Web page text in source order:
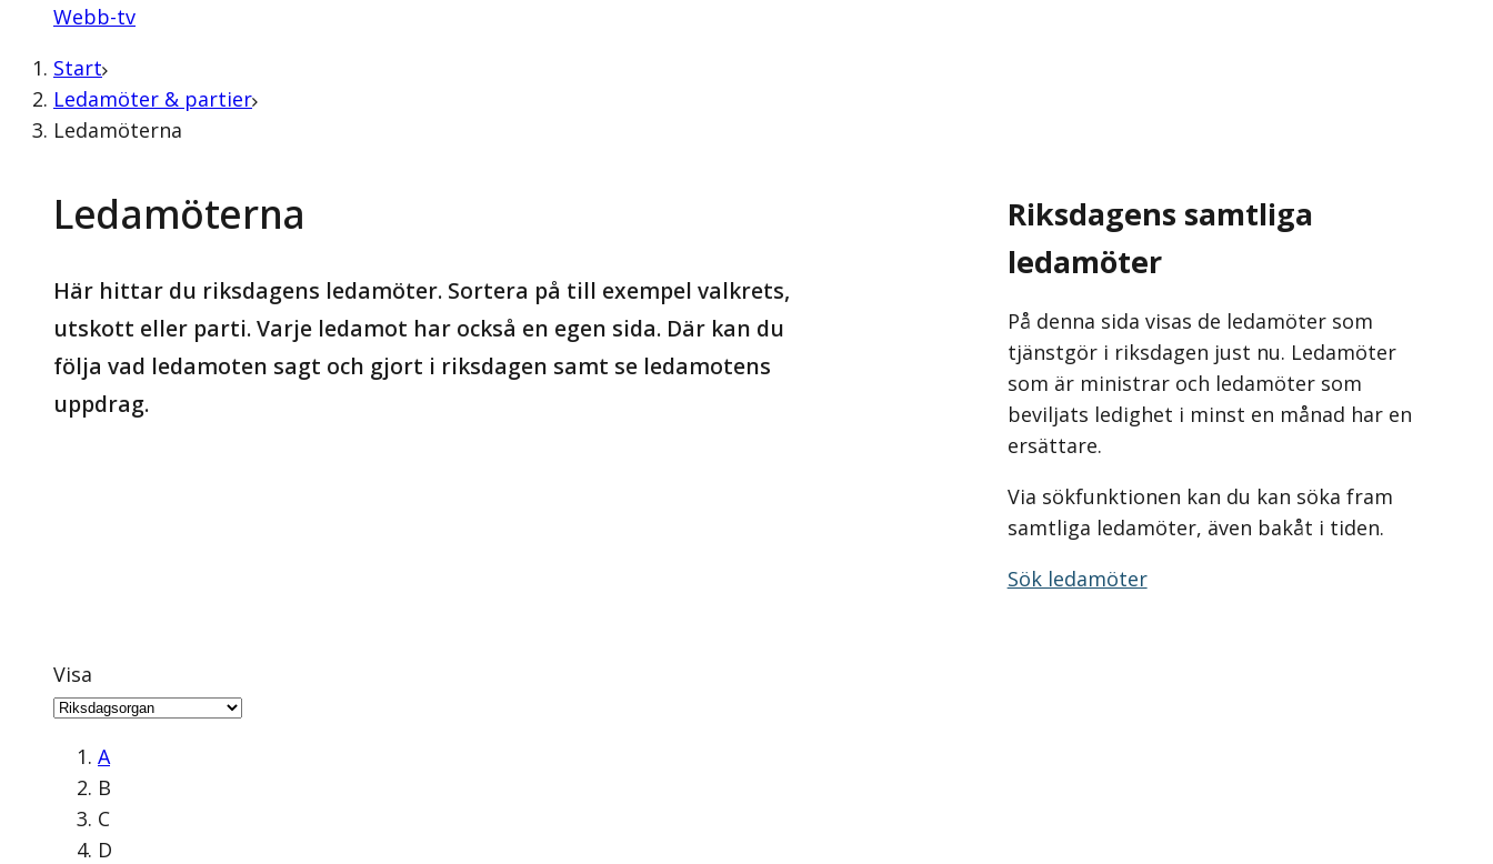
Webb-tv
Start
Ledamöter & partier
Ledamöterna
Ledamöterna
Här hittar du riksdagens ledamöter. Sortera på till exempel valkrets,
utskott eller parti. Varje ledamot har också en egen sida. Där kan du
följa vad ledamoten sagt och gjort i riksdagen samt se ledamotens
uppdrag.
Riksdagens samtliga
ledamöter
På denna sida visas de ledamöter som
tjänstgör i riksdagen just nu. Ledamöter
som är ministrar och ledamöter som
beviljats ledighet i minst en månad har en
ersättare.
Via sökfunktionen kan du kan söka fram
samtliga ledamöter, även bakåt i tiden.
Sök ledamöter
Visa
A
B
C
D